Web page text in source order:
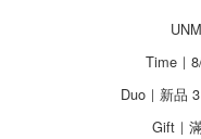
Time｜
Duo｜新品
Gift｜